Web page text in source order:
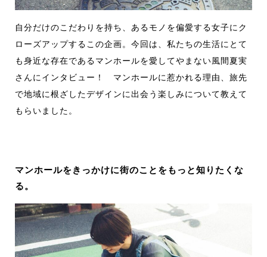
自分だけのこだわりを持ち、あるモノを偏愛する女子にク
ローズアップするこの企画。今回は、私たちの生活にとて
も身近な存在であるマンホールを愛してやまない風間夏実
さんにインタビュー！ マンホールに惹かれる理由、旅先
で地域に根ざしたデザインに出会う楽しみについて教えて
もらいました。
マンホールをきっかけに街のことをもっと知りたくな
る。